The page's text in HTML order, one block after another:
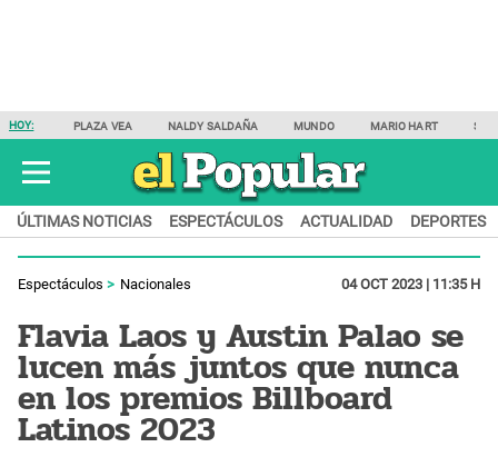
HOY: PLAZA VEA NALDY SALDAÑA MUNDO MARIO HART
ÚLTIMAS NOTICIAS ESPECTÁCULOS ACTUALIDAD DEPORTES
Espectáculos Nacionales 04 OCT 2023 | 11:35 H
Flavia Laos y Austin Palao se
lucen más juntos que nunca
en los premios Billboard
Latinos 2023